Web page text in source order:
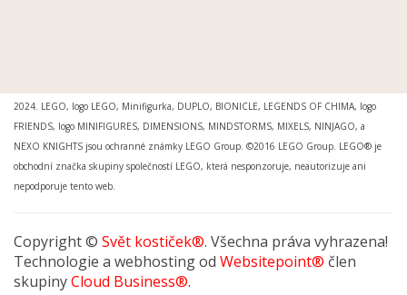
2024. LEGO, logo LEGO, Minifigurka, DUPLO, BIONICLE, LEGENDS OF CHIMA, logo
FRIENDS, logo MINIFIGURES, DIMENSIONS, MINDSTORMS, MIXELS, NINJAGO, a
NEXO KNIGHTS jsou ochranné známky LEGO Group. ©2016 LEGO Group. LEGO® je
obchodní značka skupiny společností LEGO, která nesponzoruje, neautorizuje ani
nepodporuje tento web.
Copyright © Svět kostiček®. Všechna práva vyhrazena!
Technologie a webhosting od Websitepoint® člen
skupinyCloud Business®.